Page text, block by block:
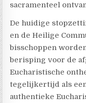
sacramenteel
De huidige
en de Heilige
bisschoppen
berisping voor de
Eucharistische
tegelijkertijd als
authentieke